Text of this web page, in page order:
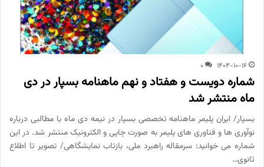
1404-10-16
0
شماره دویست و هفتاد و نهم ماهنامه بسپار در دی
ماه منتشر شد
بسپار/ ایران پلیمر ماهنامه تخصصی بسپار در نیمه دی ماه با مطالبی درباره
نوآوری ها و فناوری های پلیمر به صورت چاپی و الکترونیک منتشر شد. در این
شماره می خوانید: سرمقاله راهبرد ملی، بازتاب نمایشگاهی/ تصویر تا اطلاع
ثانوی…